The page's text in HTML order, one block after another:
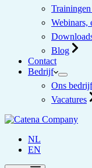
Webinars,
Blog
Contact
Bedrijf
Ons bedrijf
Vacatures
NL
EN